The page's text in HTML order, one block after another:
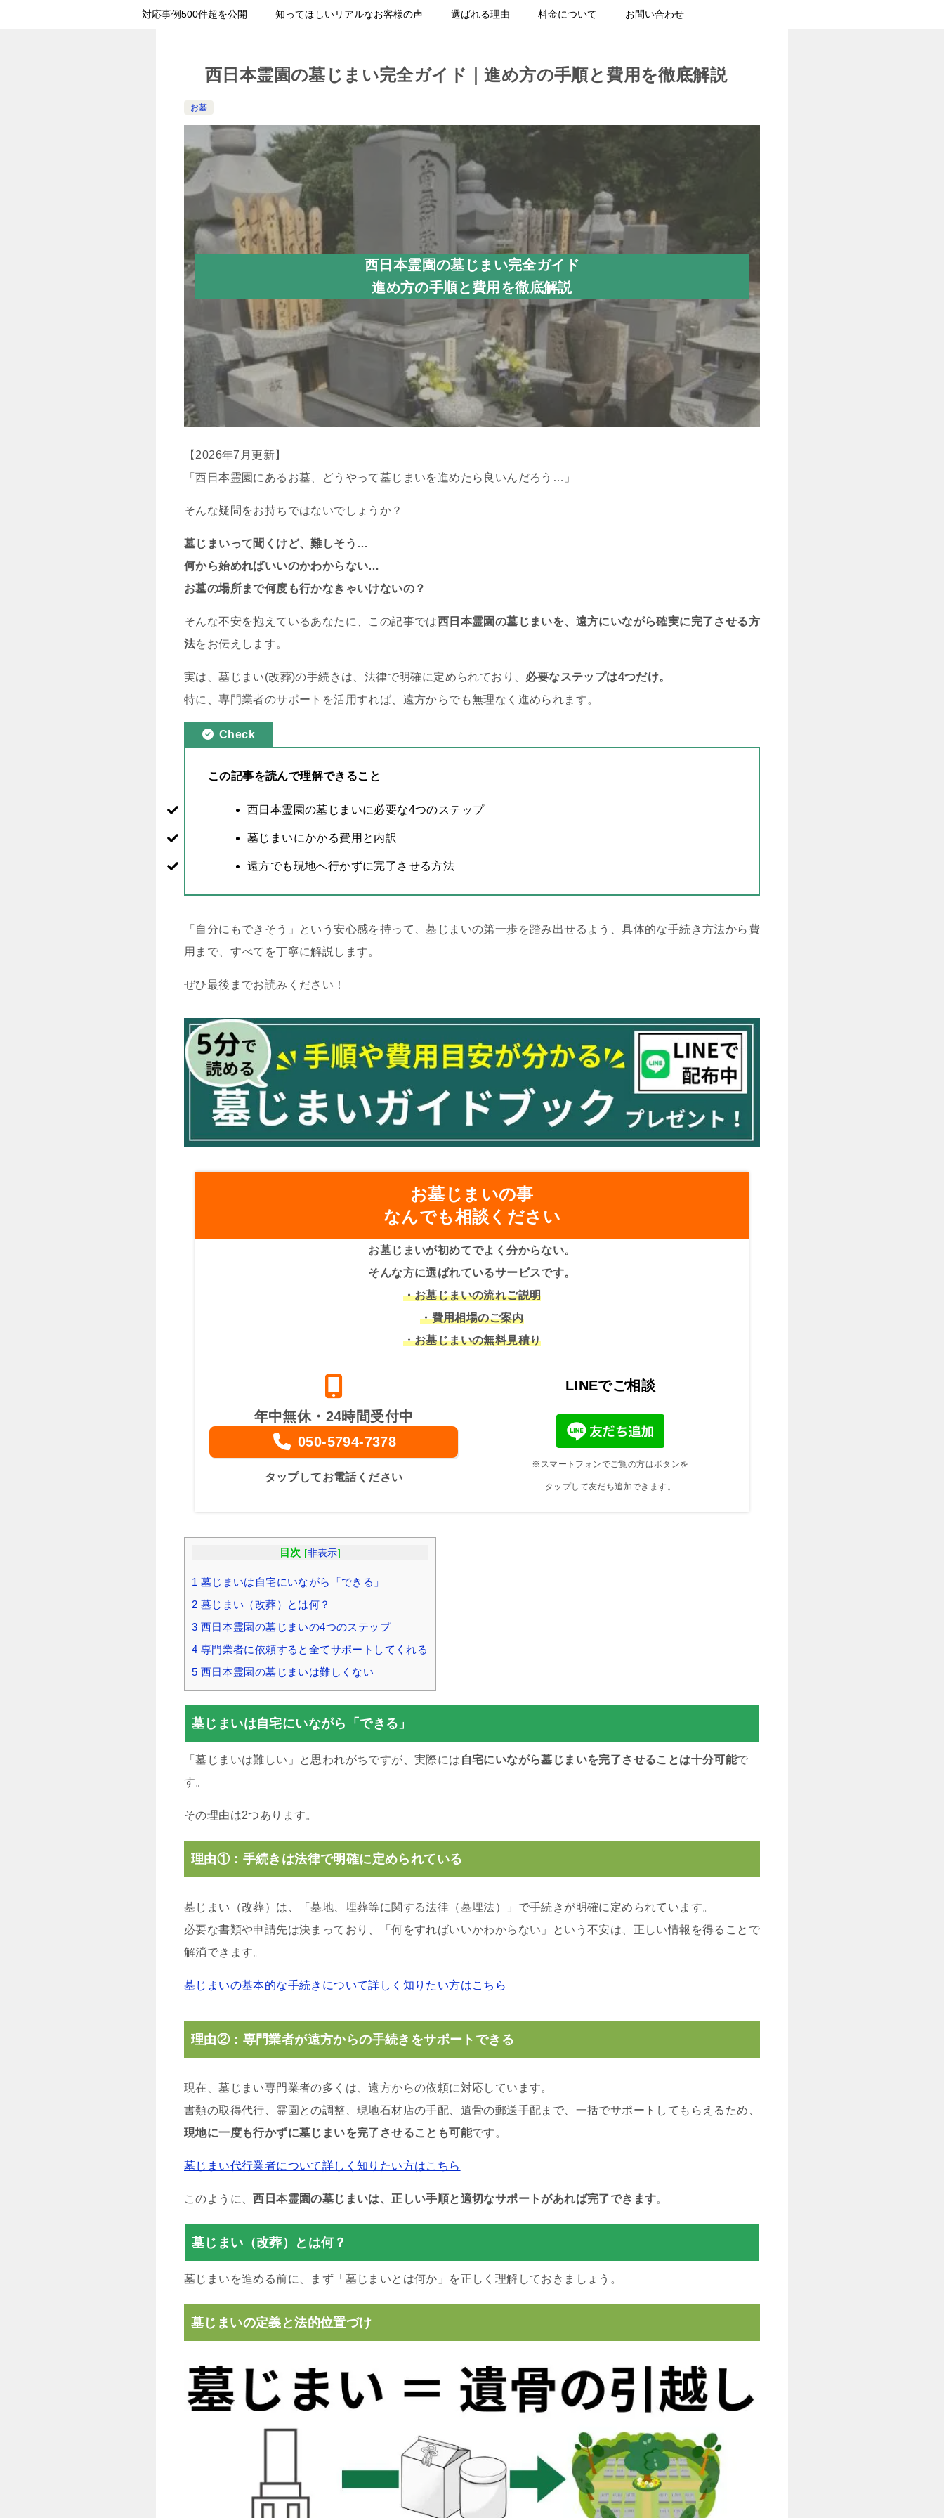
対応事例500件超を公開 知ってほしいリアルなお客様の声 選ばれる理由 料金について お問い合わせ
西日本霊園の墓じまい完全ガイド｜進め方の手順と費用を徹底解説
お墓
西日本霊園の墓じまい完全ガイド
進め方の手順と費用を徹底解説
【2026年7月更新】
「西日本霊園にあるお墓、どうやって墓じまいを進めたら良いんだろう…」
そんな疑問をお持ちではないでしょうか？
墓じまいって聞くけど、難しそう…
何から始めればいいのかわからない…
お墓の場所まで何度も行かなきゃいけないの？
そんな不安を抱えているあなたに、この記事では西日本霊園の墓じまいを、遠方にいながら確実に完了させる方
法をお伝えします。
実は、墓じまい(改葬)の手続きは、法律で明確に定められており、 必要なステップは4つだけ。
特に、専門業者のサポートを活用すれば、遠方からでも無理なく進められます。
Check
この記事を読んで理解できること
西日本霊園の墓じまいに必要な4つのステップ
墓じまいにかかる費用と内訳
遠方でも現地へ行かずに完了させる方法
「自分にもできそう」という安心感を持って、墓じまいの第一歩を踏み出せるよう、具体的な手続き方法から費
用まで、すべてを丁寧に解説します。
ぜひ最後までお読みください！
お墓じまいの事
なんでも相談ください
お墓じまいが初めてでよく分からない。
そんな方に選ばれているサービスです。
・お墓じまいの流れご説明
・費用相場のご案内
・お墓じまいの無料見積り
年中無休・24時間受付中
050-5794-7378
タップしてお電話ください
LINEでご相談
※スマートフォンでご覧の方はボタンを
タップして友だち追加できます。
目次 [非表示]
1 墓じまいは自宅にいながら「できる」
2 墓じまい（改葬）とは何？
3 西日本霊園の墓じまいの4つのステップ
4 専門業者に依頼すると全てサポートしてくれる
5 西日本霊園の墓じまいは難しくない
墓じまいは自宅にいながら「できる」
「墓じまいは難しい」と思われがちですが、実際には 自宅にいながら墓じまいを完了させることは十分可能で
す。
その理由は2つあります。
理由①：手続きは法律で明確に定められている
墓じまい（改葬）は、「墓地、埋葬等に関する法律（墓埋法）」で手続きが明確に定められています。
必要な書類や申請先は決まっており、「何をすればいいかわからない」という不安は、正しい情報を得ることで
解消できます。
墓じまいの基本的な手続きについて詳しく知りたい方はこちら
理由②：専門業者が遠方からの手続きをサポートできる
現在、墓じまい専門業者の多くは、遠方からの依頼に対応しています。
書類の取得代行、霊園との調整、現地石材店の手配、遺骨の郵送手配まで、一括でサポートしてもらえるため、
現地に一度も行かずに墓じまいを完了させることも可能です。
墓じまい代行業者について詳しく知りたい方はこちら
このように、西日本霊園の墓じまいは、正しい手順と適切なサポートがあれば完了できます。
墓じまい（改葬）とは何？
墓じまいを進める前に、まず「墓じまいとは何か」を正しく理解しておきましょう。
墓じまいの定義と法的位置づけ